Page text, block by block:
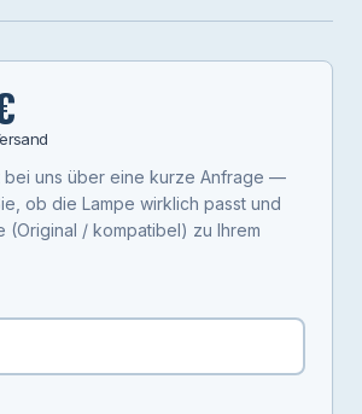
bei uns über eine kurze Anfrage —
ob die Lampe wirklich passt und
(Original / kompatibel) zu Ihrem